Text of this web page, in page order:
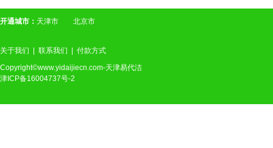
开通城市： 天津市 北京市
关于我们 联系我们
付款方式
Copyright©www.yidaijiecn.com-天津易代洁
津ICP备16004737号-2